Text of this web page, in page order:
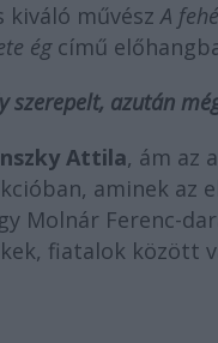
kiváló művészA
égcímű
azután
Attila, ám az
aminek az
Molnár Ferenc-
fiatalok között